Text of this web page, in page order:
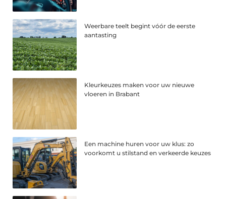
Weerbare teelt begint vóór de eerste
aantasting
Kleurkeuzes maken voor uw nieuwe
vloeren in Brabant
Een machine huren voor uw klus: zo
voorkomt u stilstand en verkeerde keuzes